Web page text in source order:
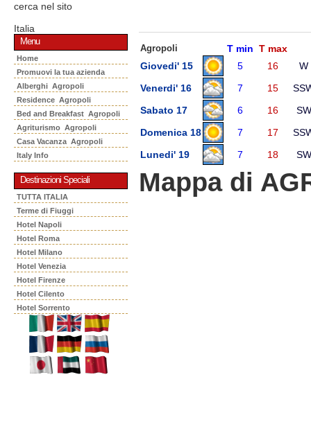
cerca nel sito
Italia
Menu
Home
Promuovi la tua azienda
Alberghi Agropoli
Residence Agropoli
Bed and Breakfast Agropoli
Agriturismo Agropoli
Casa Vacanza Agropoli
Italy Info
Destinazioni Speciali
TUTTA ITALIA
Terme di Fiuggi
Hotel Napoli
Hotel Roma
Hotel Milano
Hotel Venezia
Hotel Firenze
Hotel Cilento
Hotel Sorrento
Agropoli T min T max
Giovedi' 15
5 16
W
Venerdi' 16
7 15
Sabato 17
6 16
SW
Domenica 18
7 17
Lunedi' 19
7 18 SW
Mappa di